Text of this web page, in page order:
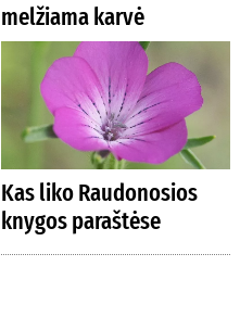
melžiama karvė
Kas liko Raudonosios
knygos paraštėse